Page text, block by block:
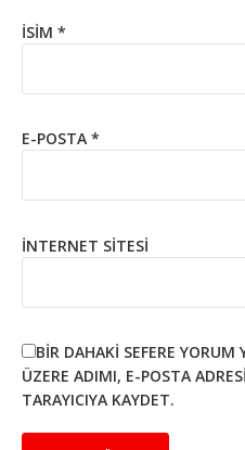
İSIM *
E-POSTA *
İNTERNET SITESI
BIR DAHAKI SEFERE
ÜZERE ADIMI, E-POSTA
TARAYICIYA KAYDET.